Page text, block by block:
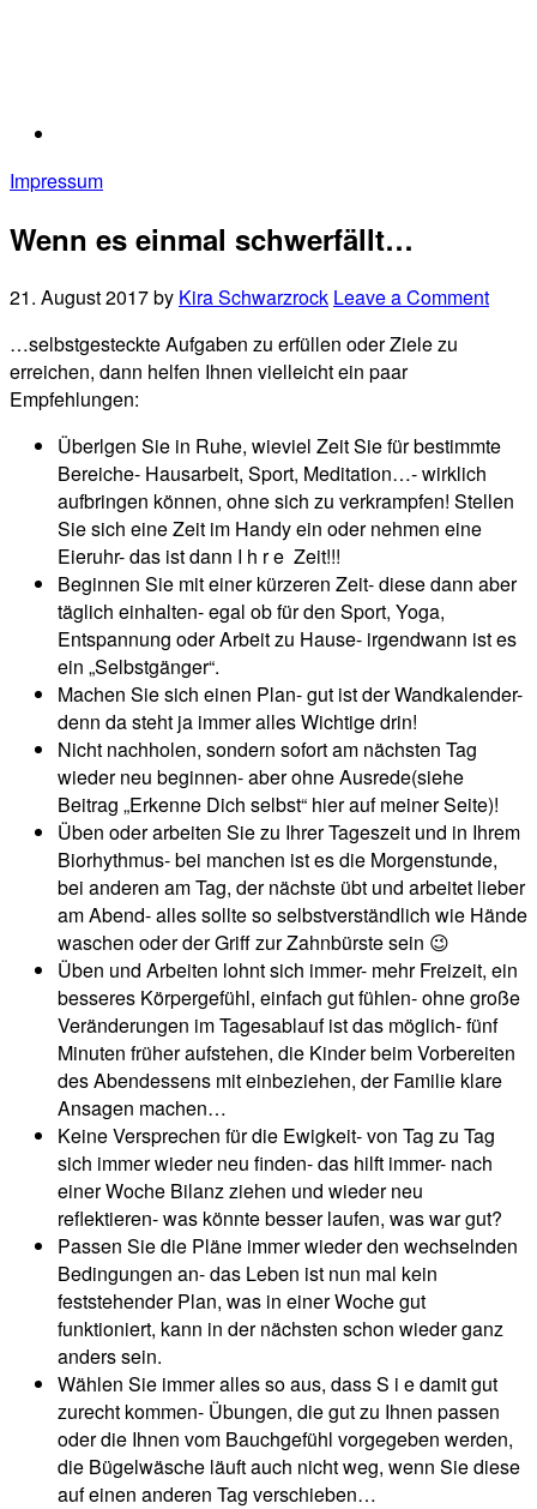
Impressum
Wenn es einmal schwerfällt…
21. August 2017by Kira Schwarzrock Leave a Comment
…selbstgesteckte Aufgaben zu erfüllen oder Ziele zu
erreichen, dann helfen Ihnen vielleicht ein paar
Empfehlungen:
Überlgen Sie in Ruhe, wieviel Zeit Sie für bestimmte
Bereiche- Hausarbeit, Sport, Meditation…- wirklich
aufbringen können, ohne sich zu verkrampfen! Stellen
Sie sich eine Zeit im Handy ein oder nehmen eine
Eieruhr- das ist dann I h r e Zeit!!!
Beginnen Sie mit einer kürzeren Zeit- diese dann aber
täglich einhalten- egal ob für den Sport, Yoga,
Entspannung oder Arbeit zu Hause- irgendwann ist es
ein „Selbstgänger“.
Machen Sie sich einen Plan- gut ist der Wandkalender-
denn da steht ja immer alles Wichtige drin!
Nicht nachholen, sondern sofort am nächsten Tag
wieder neu beginnen- aber ohne Ausrede(siehe
Beitrag „Erkenne Dich selbst“ hier auf meiner Seite)!
Üben oder arbeiten Sie zu Ihrer Tageszeit und in Ihrem
Biorhythmus- bei manchen ist es die Morgenstunde,
bei anderen am Tag, der nächste übt und arbeitet lieber
am Abend- alles sollte so selbstverständlich wie Hände
waschen oder der Griff zur Zahnbürste sein 😉
Üben und Arbeiten lohnt sich immer- mehr Freizeit, ein
besseres Körpergefühl, einfach gut fühlen- ohne große
Veränderungen im Tagesablauf ist das möglich- fünf
Minuten früher aufstehen, die Kinder beim Vorbereiten
des Abendessens mit einbeziehen, der Familie klare
Ansagen machen…
Keine Versprechen für die Ewigkeit- von Tag zu Tag
sich immer wieder neu finden- das hilft immer- nach
einer Woche Bilanz ziehen und wieder neu
reflektieren- was könnte besser laufen, was war gut?
Passen Sie die Pläne immer wieder den wechselnden
Bedingungen an- das Leben ist nun mal kein
feststehender Plan, was in einer Woche gut
funktioniert, kann in der nächsten schon wieder ganz
anders sein.
Wählen Sie immer alles so aus, dass S i e damit gut
zurecht kommen- Übungen, die gut zu Ihnen passen
oder die Ihnen vom Bauchgefühl vorgegeben werden,
die Bügelwäsche läuft auch nicht weg, wenn Sie diese
auf einen anderen Tag verschieben…